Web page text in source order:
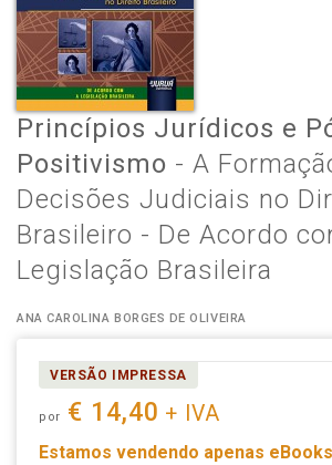
Princípios Jurídicos e
Positivismo - A
Decisões Judiciais no
Brasileiro - De Acordo
Legislação Brasileira
ANA CAROLINA BORGES DE OLIVEIRA
VERSÃO IMPRESSA
por € 14,40 + IVA
Estamos vendendo apenas